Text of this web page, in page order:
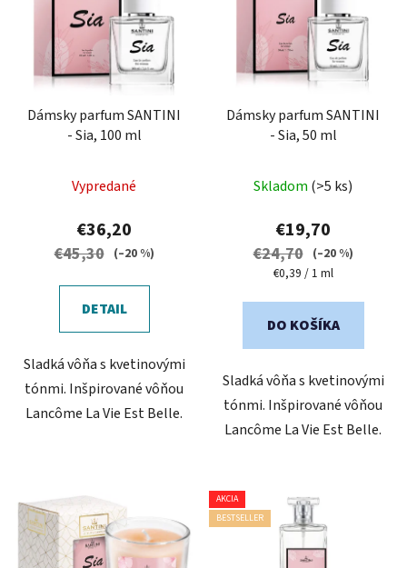
Dámsky parfum SANTINI
- Sia, 100 ml
hodnotenie
produktu
je
5
Vypredané
€36,20
€45,30 (–20 %)
DETAIL
Sladká vôňa s kvetinovými
tónmi. Inšpirované vôňou
Lancôme La Vie Est Belle.
Dámsky parfum SANTINI
- Sia, 50 ml
hodnotenie
produktu
je
5,0
5
Skladom (>5 ks)
€19,70
€24,70
(–20 %)
Jednotková
€0,39 / 1 ml
DO KOŠÍKA
Sladká vôňa s kvetinovými
tónmi. Inšpirované vôňou
Lancôme La Vie Est Belle.
AKCIA
BESTSELLER